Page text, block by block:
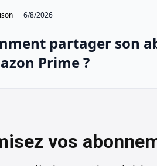
6/8/2026
partager son
Prime ?
vos